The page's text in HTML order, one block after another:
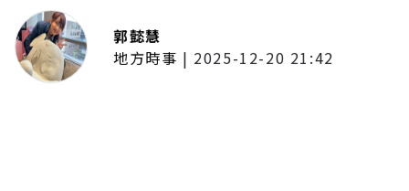
郭懿慧
地方時事 | 2025-12-20 21:42